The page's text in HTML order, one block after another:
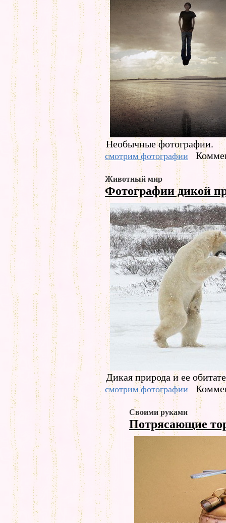
Необычные фотографии.
смотрим фотографии
Животный мир
Фотографии дикой
Дикая природа и ее
смотрим фотографии
Своими руками
Потрясающие